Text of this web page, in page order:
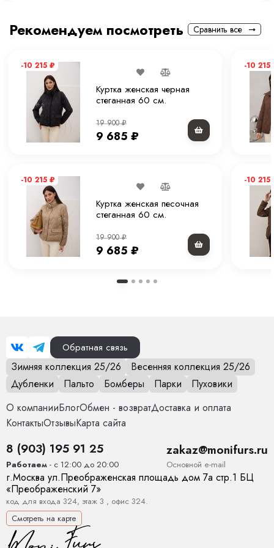
Покрой Прямой
1 кг
Уход за вещами Химчистка или деликатная стирка при 30 С
Рекомендуем посмотреть Сравнить все
-10 215 ₽
Куртка женская черная
стеганная 60 см.
19 900₽
9 685 ₽
-10 215 ₽
Куртка женская песочная
стеганная 60 см.
19 900₽
9 685 ₽
-10 215
-10 215
Обратная связь
Зимняя коллекция 25/26
Весенняя коллекция 25/26
Дубленки
Пальто Бомберы Парки
Пуховики
О компанииБлогОбмен - возвратДоставка и оплата
КонтактыОтзывыКарта сайта
8 (903) 195 91 25
Работаем - с 12:00 до 20:00
zakaz@monifurs.ru
Основной е-mail
г.Москва ул.Преображенская площадь дом 7а стр.1 БЦ
«Преображенский 7»
код для входа 324, этаж 3 , офис 324.
Смотреть на карте